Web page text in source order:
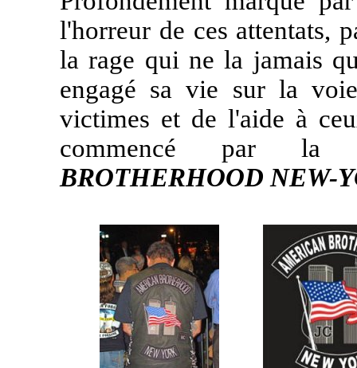
l'horreur de ces attentats,
la rage qui ne la jamais
engagé sa vie sur la
victimes et de l'aide à
commencé par
BROTHERHOOD NEW-